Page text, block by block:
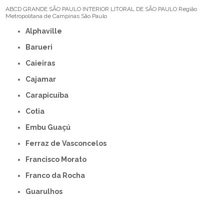
ABCD GRANDE SÃO PAULO INTERIOR LITORAL DE SÃO PAULO Região
Metropolitana de Campinas São Paulo
Alphaville
Barueri
Caieiras
Cajamar
Carapicuíba
Cotia
Embu Guaçú
Ferraz de Vasconcelos
Francisco Morato
Franco da Rocha
Guarulhos